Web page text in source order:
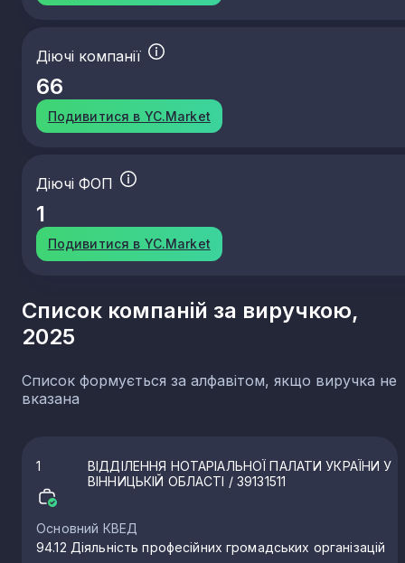
Діючі компанії
66
Подивитися в YC.Market
Діючі ФОП
1
Подивитися в YC.Market
Список компаній за виручкою,
2025
Список формується за алфавітом, якщо виручка не
вказана
1
ВІДДІЛЕННЯ НОТАРІАЛЬНОЇ ПАЛАТИ УКРАЇНИ У
ВІННИЦЬКІЙ ОБЛАСТІ / 39131511
Основний КВЕД
94.12 Діяльність професійних громадських організацій